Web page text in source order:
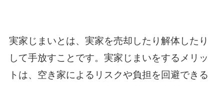
実家じまいとは、実家を売却したり解体したり
して手放すことです。実家じまいをするメリッ
トは、空き家によるリスクや負担を回避できる